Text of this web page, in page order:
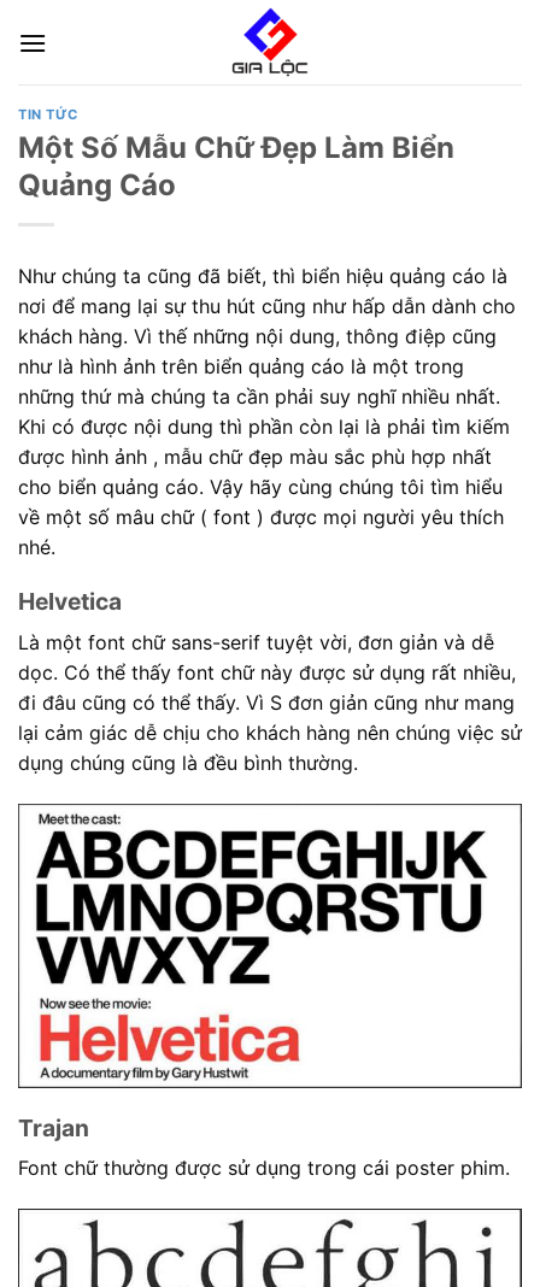
TIN TỨC
Một Số Mẫu Chữ Đẹp Làm Biển
Quảng Cáo
Như chúng ta cũng đã biết, thì biển hiệu quảng cáo là
nơi để mang lại sự thu hút cũng như hấp dẫn dành cho
khách hàng. Vì thế những nội dung, thông điệp cũng
như là hình ảnh trên biển quảng cáo là một trong
những thứ mà chúng ta cần phải suy nghĩ nhiều nhất.
Khi có được nội dung thì phần còn lại là phải tìm kiếm
được hình ảnh , mẫu chữ đẹp màu sắc phù hợp nhất
cho biển quảng cáo. Vậy hãy cùng chúng tôi tìm hiểu
về một số mâu chữ ( font ) được mọi người yêu thích
nhé.
Helvetica
Là một font chữ sans-serif tuyệt vời, đơn giản và dễ
dọc. Có thể thấy font chữ này được sử dụng rất nhiều,
đi đâu cũng có thể thấy. Vì S đơn giản cũng như mang
lại cảm giác dễ chịu cho khách hàng nên chúng việc sử
dụng chúng cũng là đều bình thường.
Trajan
Font chữ thường được sử dụng trong cái poster phim.